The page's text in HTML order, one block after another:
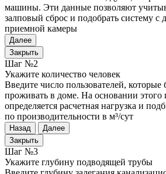
машины. Эти данные позволяют
залповый сброс и подобрать систему с
приемной камеры
Далее
Закрыть
Шаг №2
Укажите количество человек
Введите число пользователей, которые
проживать в доме. На основании этого
определяется расчетная нагрузка и
по производительности в м³/сут
Назад
Далее
Закрыть
Шаг №3
Укажите глубину подводящей трубы